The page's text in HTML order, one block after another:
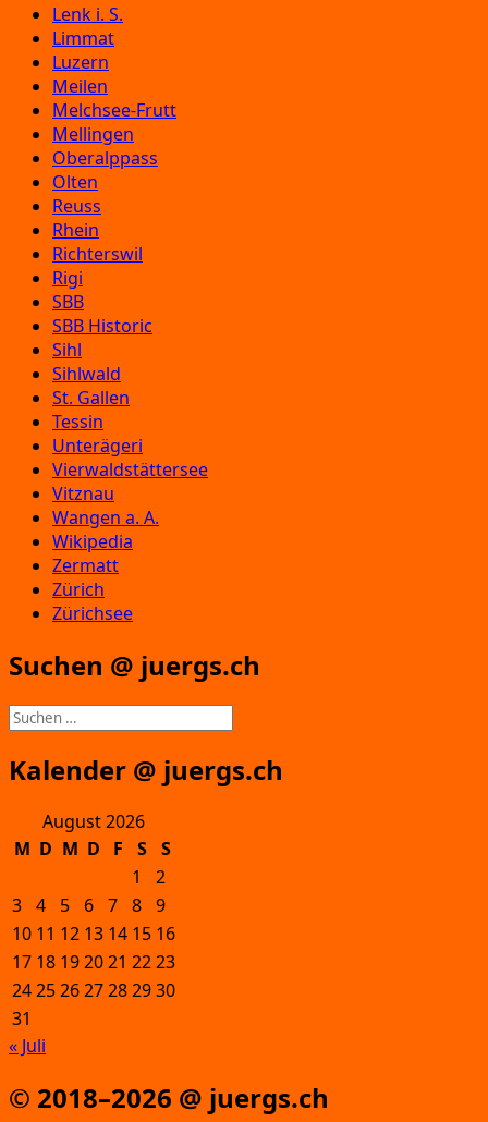
Lenk i. S.
Limmat
Luzern
Meilen
Melchsee-Frutt
Mellingen
Oberalppass
Olten
Reuss
Rhein
Richterswil
Rigi
SBB
SBB Historic
Sihl
Sihlwald
St. Gallen
Tessin
Unterägeri
Vierwaldstättersee
Vitznau
Wangen a. A.
Wikipedia
Zermatt
Zürich
Zürichsee
Suchen @ juergs.ch
Suchen
nach:
Kalender @ juergs.ch
August 2026
M D M D F S
S
1
2
3 4 5 6 7 8 9
10 11 12 13 14 15 16
17 18 192021 2223
24252627282930
31
« Juli
© 2018–2026 @ juergs.ch